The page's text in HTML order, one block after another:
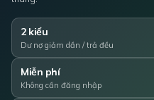
2 kiểu
Dư nợ giảm dần / trả đều
Miễn phí
Không cần đăng nhập